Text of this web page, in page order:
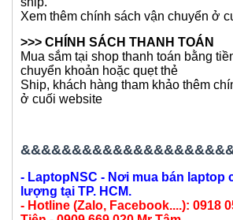
Xem thêm chính sách vận chuyển ở
>>> CHÍNH SÁCH THANH TOÁN
Mua sắm tại shop thanh toán bằng
chuyển khoản hoặc quẹt thẻ
Ship, khách hàng tham khảo thêm
ở cuối website
- LaptopNSC - Nơi mua bán laptop
lượng tại TP. HCM.
- Hotline (Zalo, Facebook....): 0918
Tiên - 0909 669 020 Mr Tâm